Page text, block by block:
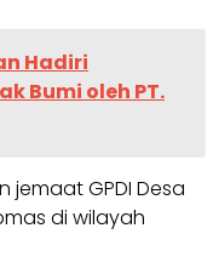
Hadiri
Bumi oleh PT.
jemaat GPDI Desa
di wilayah